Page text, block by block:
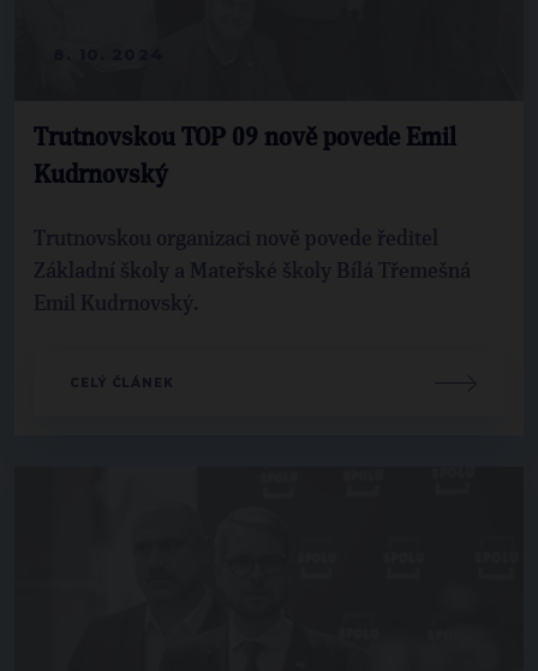
Trutnovskou TOP 09 nově povede Emil
Kudrnovský
Trutnovskou organizaci nově povede ředitel
Základní školy a Mateřské školy Bílá Třemešná
Emil Kudrnovský.
CELÝ ČLÁNEK